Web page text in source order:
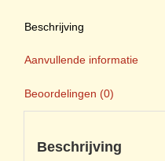
Beschrijving
Aanvullende informatie
Beoordelingen (0)
Beschrijving